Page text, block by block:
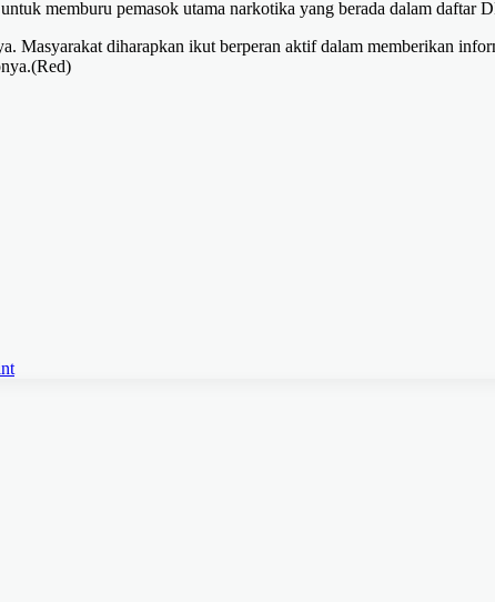
memburu pemasok utama narkotika yang berada dalam daftar
Masyarakat diharapkan ikut berperan aktif dalam memberikan